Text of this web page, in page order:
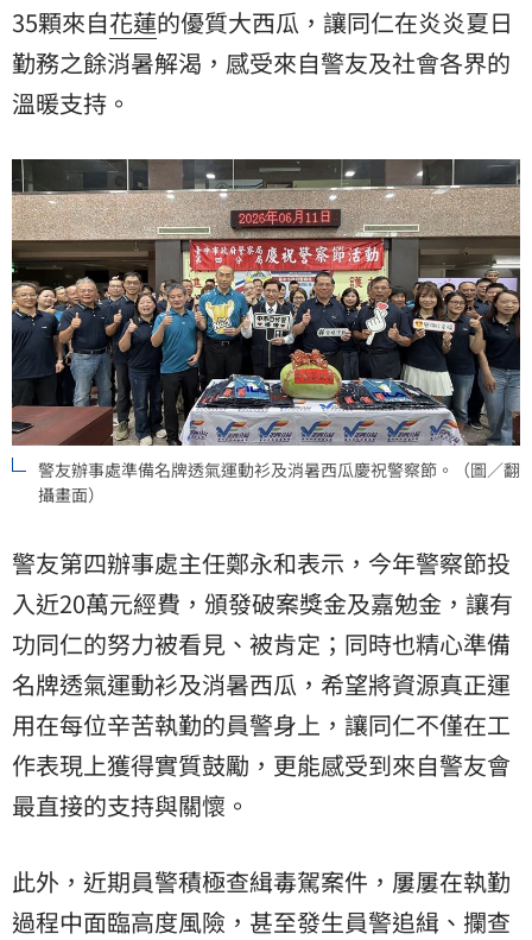
35顆來自花蓮的優質大西瓜，讓同仁在炎炎夏日
勤務之餘消暑解渴，感受來自警友及社會各界的
溫暖支持。
警友辦事處準備名牌透氣運動衫及消暑西瓜慶祝警察節。（圖／翻
攝畫面）
警友第四辦事處主任鄭永和表示，今年警察節投
入近20萬元經費，頒發破案獎金及嘉勉金，讓有
功同仁的努力被看見、被肯定；同時也精心準備
名牌透氣運動衫及消暑西瓜，希望將資源真正運
用在每位辛苦執勤的員警身上，讓同仁不僅在工
作表現上獲得實質鼓勵，更能感受到來自警友會
最直接的支持與關懷。
此外，近期員警積極查緝毒駕案件，屢屢在執勤
過程中面臨高度風險，甚至發生員警追緝、攔查